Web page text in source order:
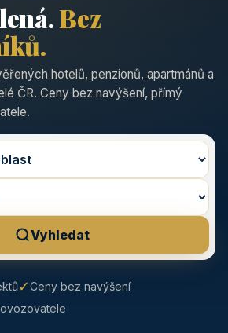
Bez
hotelů, penzionů, apartmánů a
ČR. Ceny bez navýšení, přímý
Vyhledat
✓Ceny bez navýšení